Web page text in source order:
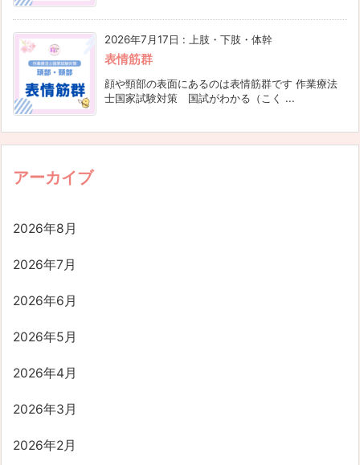
2026年7月17日 : 上肢・下肢・体幹
表情筋群
顔や頸部の表面にあるのは表情筋群です 作業療法
士国家試験対策 国試がわかる（こく ...
アーカイブ
2026年8月
2026年7月
2026年6月
2026年5月
2026年4月
2026年3月
2026年2月